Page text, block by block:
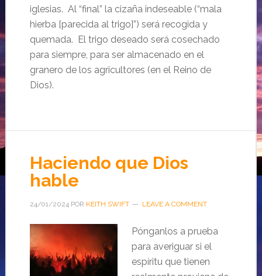
iglesias. Al “final” la cizaña indeseable (“mala
hierba [parecida al trigo]”) será recogida y
quemada. El trigo deseado será cosechado
para siempre, para ser almacenado en el
granero de los agricultores (en el Reino de
Dios).
Haciendo que Dios
hable
24/01/2024POR KEITH SWIFT LEAVE A COMMENT
Pónganlos a prueba
para averiguar si el
espíritu que tienen